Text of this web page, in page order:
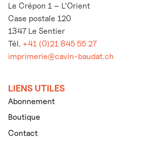
Le Crépon 1 – L’Orient
Case postale 120
1347 Le Sentier
Tél. +41 (0)21 845 55 27
imprimerie@cavin-baudat.ch
LIENS UTILES
Abonnement
Boutique
Contact